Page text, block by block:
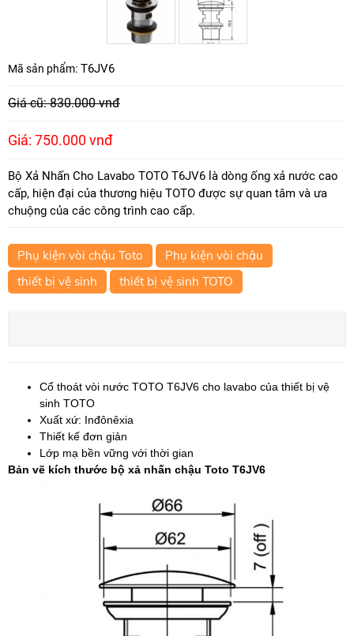
Mã sản phẩm: T6JV6
Giá cũ: 830.000 vnđ
Giá: 750.000 vnđ
Bộ Xả Nhấn Cho Lavabo TOTO T6JV6 là dòng ống xả nước cao
cấp, hiện đại của thương hiệu TOTO được sự quan tâm và ưa
chuộng của các công trình cao cấp.
Phụ kiện vòi chậu Toto
Phụ kiện vòi chậu
thiết bị vệ sinh
thiết bị vệ sinh TOTO
Cổ thoát vòi nước TOTO T6JV6 cho lavabo của thiết bị vệ
sinh TOTO
Xuất xứ: Inđônêxia
Thiết kế đơn giản
Lớp mạ bền vững với thời gian
Bản vẽ kích thước bộ xả nhấn chậu Toto T6JV6